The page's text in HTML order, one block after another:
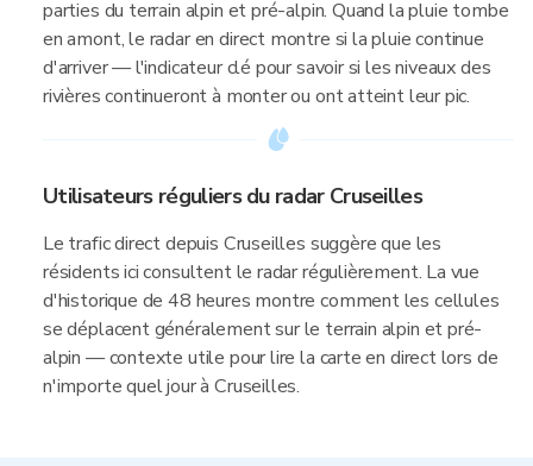
parties du terrain alpin et pré-alpin. Quand la pluie tombe
en amont, le radar en direct montre si la pluie continue
d'arriver — l'indicateur clé pour savoir si les niveaux des
rivières continueront à monter ou ont atteint leur pic.
Utilisateurs réguliers du radar Cruseilles
Le trafic direct depuis Cruseilles suggère que les
résidents ici consultent le radar régulièrement. La vue
d'historique de 48 heures montre comment les cellules
se déplacent généralement sur le terrain alpin et pré-
alpin — contexte utile pour lire la carte en direct lors de
n'importe quel jour à Cruseilles.